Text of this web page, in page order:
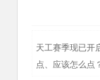
天工赛季现已开
点、应该怎么点